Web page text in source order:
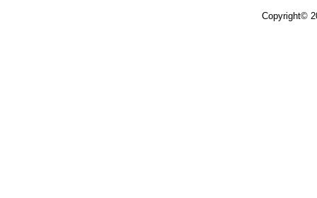
Copyright©